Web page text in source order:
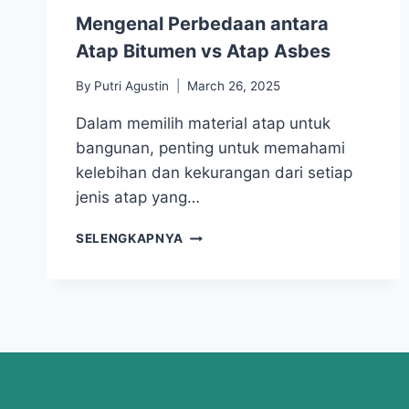
Mengenal Perbedaan antara
Atap Bitumen vs Atap Asbes
By Putri Agustin March 26, 2025
Dalam memilih material atap untuk
bangunan, penting untuk memahami
kelebihan dan kekurangan dari setiap
jenis atap yang…
SELENGKAPNYA